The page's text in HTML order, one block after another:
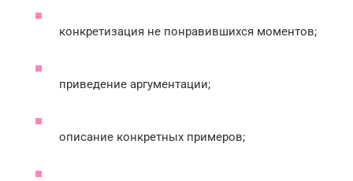
конкретизация не понравившихся моментов;
приведение аргументации;
описание конкретных примеров;